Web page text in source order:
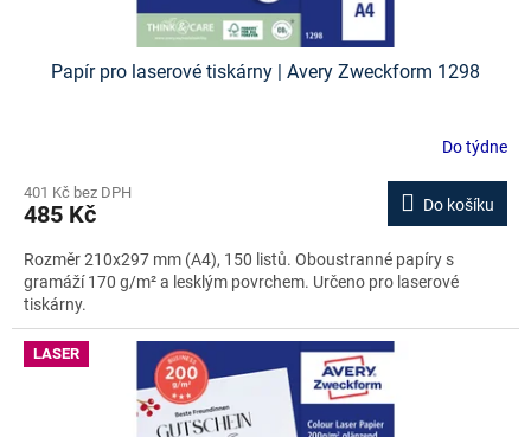
Papír pro laserové tiskárny | Avery Zweckform 1298
Do týdne
401 Kč bez DPH
485 Kč Do košíku
Rozměr 210x297 mm (A4), 150 listů. Oboustranné papíry s
gramáží 170 g/m² a lesklým povrchem. Určeno pro laserové
tiskárny.
LASER